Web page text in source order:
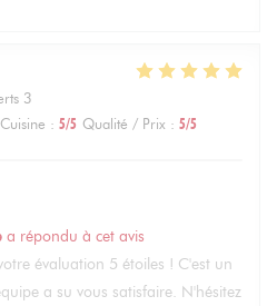
3
Cuisine : 5/5 Qualité / Prix : 5/5
a répondu à cet avis
évaluation 5 étoiles ! C'est un
a su vous satisfaire. N'hésitez